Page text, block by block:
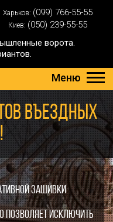
Харьков: (099) 766-55-55
Киев: (050) 239-55-55
ворота.
Меню
въездных
зашивки
позволяет исключить